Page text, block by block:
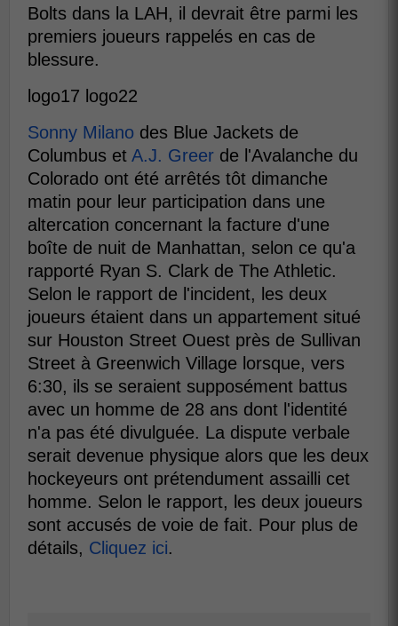
Bolts dans la LAH, il devrait être parmi les
premiers joueurs rappelés en cas de
blessure.
logo17 logo22
Sonny Milano des Blue Jackets de
Columbus et A.J. Greer de l'Avalanche du
Colorado ont été arrêtés tôt dimanche
matin pour leur participation dans une
altercation concernant la facture d'une
boîte de nuit de Manhattan, selon ce qu'a
rapporté Ryan S. Clark de The Athletic.
Selon le rapport de l'incident, les deux
joueurs étaient dans un appartement situé
sur Houston Street Ouest près de Sullivan
Street à Greenwich Village lorsque, vers
6:30, ils se seraient supposément battus
avec un homme de 28 ans dont l'identité
n'a pas été divulguée. La dispute verbale
serait devenue physique alors que les deux
hockeyeurs ont prétendument assailli cet
homme. Selon le rapport, les deux joueurs
sont accusés de voie de fait. Pour plus de
détails, Cliquez ici.